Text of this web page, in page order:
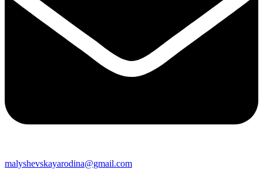
malyshevskayarodina@gmail.com